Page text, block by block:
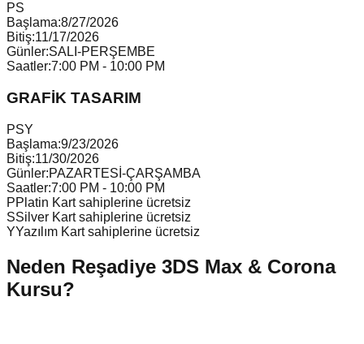
PS
Başlama:8/27/2026
Bitiş:11/17/2026
Günler:SALI-PERŞEMBE
Saatler:7:00 PM - 10:00 PM
GRAFİK TASARIM
PSY
Başlama:9/23/2026
Bitiş:11/30/2026
Günler:PAZARTESİ-ÇARŞAMBA
Saatler:7:00 PM - 10:00 PM
PPlatin Kart sahiplerine ücretsiz
SSilver Kart sahiplerine ücretsiz
YYazılım Kart sahiplerine ücretsiz
Neden Reşadiye 3DS Max & Corona
Kursu?